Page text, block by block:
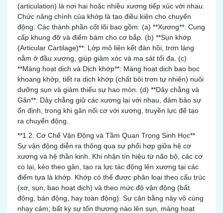
(articulation) là nơi hai hoặc nhiều xương tiếp xúc với nhau.
Chức năng chính của khớp là tạo điều kiện cho chuyển
động. Các thành phần cốt lõi bao gồm: (a) **Xương**: Cung
cấp khung đỡ và điểm bám cho cơ bắp. (b) **Sụn khớp
(Articular Cartilage)**: Lớp mô liên kết đàn hồi, trơn láng
nằm ở đầu xương, giúp giảm xóc và ma sát tối đa. (c)
**Màng hoạt dịch và Dịch khớp**: Màng hoạt dịch bao bọc
khoang khớp, tiết ra dịch khớp (chất bôi trơn tự nhiên) nuôi
dưỡng sụn và giảm thiểu sự hao mòn. (d) **Dây chằng và
Gân**: Dây chằng giữ các xương lại với nhau, đảm bảo sự
ổn định, trong khi gân nối cơ với xương, truyền lực để tạo
ra chuyển động.
**1.2. Cơ Chế Vận Động và Tầm Quan Trọng Sinh Học**
Sự vận động diễn ra thông qua sự phối hợp giữa hệ cơ
xương và hệ thần kinh. Khi nhận tín hiệu từ não bộ, các cơ
co lại, kéo theo gân, tạo ra lực tác động lên xương tại các
điểm tựa là khớp. Khớp có thể được phân loại theo cấu trúc
(xơ, sụn, bao hoạt dịch) và theo mức độ vận động (bất
động, bán động, hay toàn động). Sự cân bằng này vô cùng
nhạy cảm; bất kỳ sự tổn thương nào lên sụn, màng hoạt